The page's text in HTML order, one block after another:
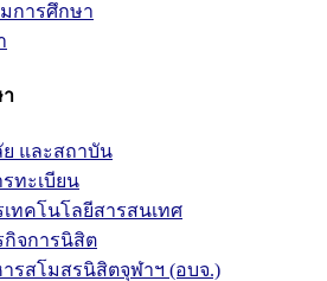
การศึกษา
และสถาบัน
ทะเบียน
ทคโนโลยีสารสนเทศ
กิจการนิสิต
รสโมสรนิสิตจุฬาฯ (อบจ.)